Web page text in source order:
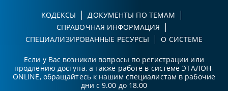
КОДЕКСЫ
ДОКУМЕНТЫ ПО ТЕМАМ
СПРАВОЧНАЯ ИНФОРМАЦИЯ
СПЕЦИАЛИЗИРОВАННЫЕ РЕСУРСЫ
О СИСТЕМЕ
Если у Вас возникли вопросы по регистрации или
продлению доступа, а также работе в системе ЭТАЛОН-
ONLINE, обращайтесь к нашим специалистам в рабочие
дни с 9.00 до 18.00